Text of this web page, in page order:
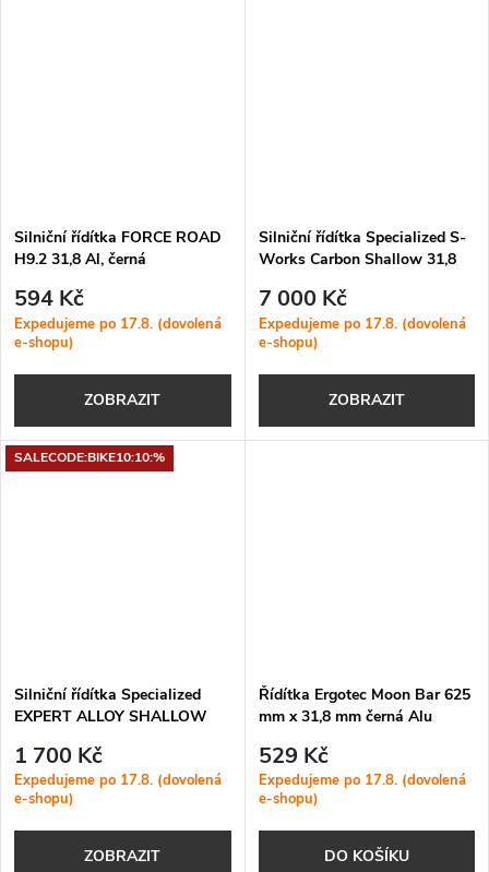
Silniční řídítka FORCE ROAD
H9.2 31,8 Al, černá
594 Kč
Expedujeme po 17.8. (dovolená
e-shopu)
ZOBRAZIT
Silniční řídítka Specialized S-
Works Carbon Shallow 31,8
7 000 Kč
Expedujeme po 17.8. (dovolená
e-shopu)
ZOBRAZIT
SALECODE:BIKE10:10:%
Silniční řídítka Specialized
EXPERT ALLOY SHALLOW
1 700 Kč
Expedujeme po 17.8. (dovolená
e-shopu)
ZOBRAZIT
Řídítka Ergotec Moon Bar 625
mm x 31,8 mm černá Alu
529 Kč
Expedujeme po 17.8. (dovolená
e-shopu)
DO KOŠÍKU